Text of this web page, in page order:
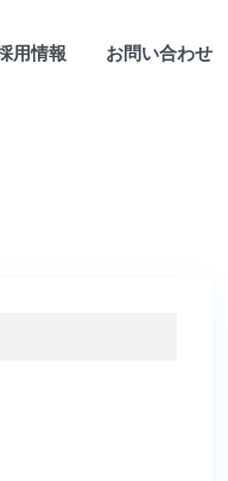
用情報 お問い合わせ